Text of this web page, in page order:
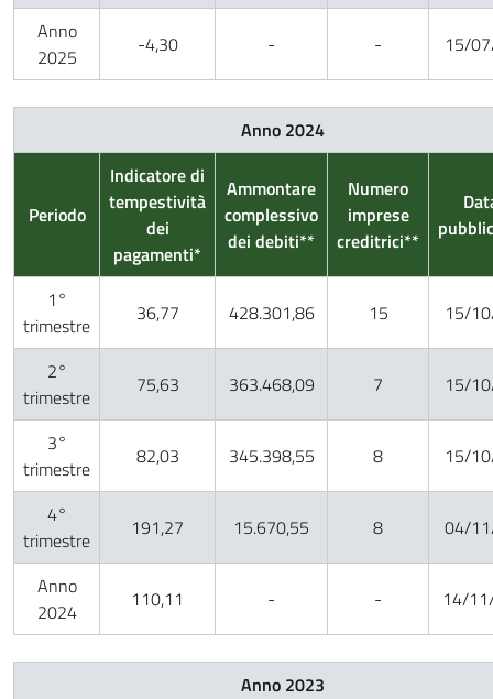
Anno
2025
-4,30 - - 15/
Anno 2024
Periodo
Indicatore di
tempestività
dei
pagamenti*
Ammontare
complessivo
dei debiti**
Numero
imprese
creditrici**
1°
trimestre
36,77 428.301,86 15 15/
2°
trimestre
75,63 363.468,09 7 15/
3°
trimestre
82,03 345.398,55 8 15/
4°
trimestre
191,27 15.670,55 8 04/
Anno
2024
110,11 - - 14/
Anno 2023